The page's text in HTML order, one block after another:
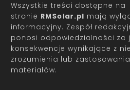
Wszystkie treści dostępne na
stronie RMSolar.pl mają
informacyjny. Zespół
ponosi odpowiedzialności za
konsekwencje wynikające z
zrozumienia lub
materiałów.